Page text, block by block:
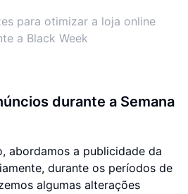
para otimizar a loja online
a Black Week
durante a Semana
abordamos a publicidade da
durante os períodos de
algumas alterações